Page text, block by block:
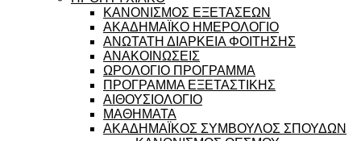
ΚΑΝΟΝΙΣΜΟΣ ΕΞΕΤΑΣΕΩΝ
ΑΚΑΔΗΜΑΪΚΟ ΗΜΕΡΟΛΟΓΙΟ
ΑΝΩΤΑΤΗ ΔΙΑΡΚΕΙΑ ΦΟΙΤΗΣΗΣ
ΑΝΑΚΟΙΝΩΣΕΙΣ
ΩΡΟΛΟΓΙΟ ΠΡΟΓΡΑΜΜΑ
ΠΡΟΓΡΑΜΜΑ ΕΞΕΤΑΣΤΙΚΗΣ
ΑΙΘΟΥΣΙΟΛΟΓΙΟ
ΜΑΘΗΜΑΤΑ
ΑΚΑΔΗΜΑΪΚΟΣ ΣΥΜΒΟΥΛΟΣ ΣΠΟΥΔΩΝ